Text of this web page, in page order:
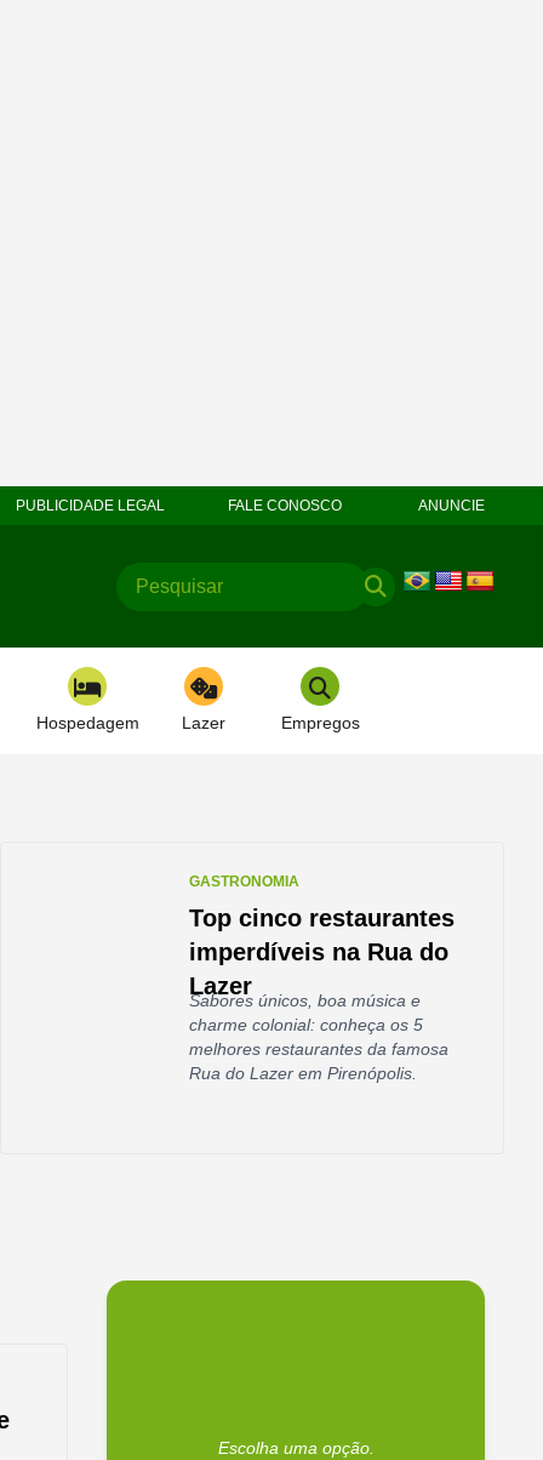
PUBLICIDADE LEGAL FALE CONOSCO ANUNCIE
Hospedagem Lazer Empregos
GASTRONOMIA
Top cinco restaurantes
imperdíveis na Rua do
Lazer
Sabores únicos, boa música e
charme colonial: conheça os 5
melhores restaurantes da famosa
Rua do Lazer em Pirenópolis.
Escolha uma opção.